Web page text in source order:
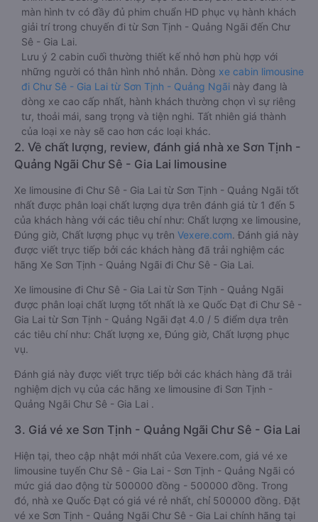
màn hình tv có đầy đủ phim chuẩn HD phục vụ hành khách
giải trí trong chuyến đi từ Sơn Tịnh - Quảng Ngãi đến Chư
Sê - Gia Lai.
Lưu ý 2 cabin cuối thường thiết kế nhỏ hơn phù hợp với
những người có thân hình nhỏ nhắn. Dòng xe cabin limousine
đi Chư Sê - Gia Lai từ Sơn Tịnh - Quảng Ngãi này đang là
dòng xe cao cấp nhất, hành khách thường chọn vì sự riêng
tư, thoải mái, sang trọng và tiện nghi. Tất nhiên giá thành
của loại xe này sẽ cao hơn các loại khác.
2. Về chất lượng, review, đánh giá nhà xe Sơn Tịnh -
Quảng Ngãi Chư Sê - Gia Lai limousine
Xe limousine đi Chư Sê - Gia Lai từ Sơn Tịnh - Quảng Ngãi tốt
nhất được phân loại chất lượng dựa trên đánh giá từ 1 đến 5
của khách hàng với các tiêu chí như: Chất lượng xe limousine,
Đúng giờ, Chất lượng phục vụ trên Vexere.com. Đánh giá này
được viết trực tiếp bởi các khách hàng đã trải nghiệm các
hãng Xe Sơn Tịnh - Quảng Ngãi đi Chư Sê - Gia Lai.
Xe limousine đi Chư Sê - Gia Lai từ Sơn Tịnh - Quảng Ngãi
được phân loại chất lượng tốt nhất là xe Quốc Đạt đi Chư Sê -
Gia Lai từ Sơn Tịnh - Quảng Ngãi đạt 4.0 / 5 điểm dựa trên
các tiêu chí như: Chất lượng xe, Đúng giờ, Chất lượng phục
vụ.
Đánh giá này được viết trực tiếp bởi các khách hàng đã trải
nghiệm dịch vụ của các hãng xe limousine đi Sơn Tịnh -
Quảng Ngãi Chư Sê - Gia Lai .
3. Giá vé xe Sơn Tịnh - Quảng Ngãi Chư Sê - Gia Lai
Hiện tại, theo cập nhật mới nhất của Vexere.com, giá vé xe
limousine tuyến Chư Sê - Gia Lai - Sơn Tịnh - Quảng Ngãi có
mức giá dao động từ 500000 đồng - 500000 đồng. Trong
đó, nhà xe Quốc Đạt có giá vé rẻ nhất, chỉ 500000 đồng. Đặt
vé xe Sơn Tịnh - Quảng Ngãi Chư Sê - Gia Lai chính hãng tại